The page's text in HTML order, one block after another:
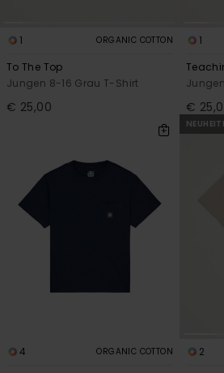
1 ORGANIC COTTON
To The Top
Jungen 8-16 Grau T-Shirt
€ 25,00
1
€
4 ORGANIC COTTON 2